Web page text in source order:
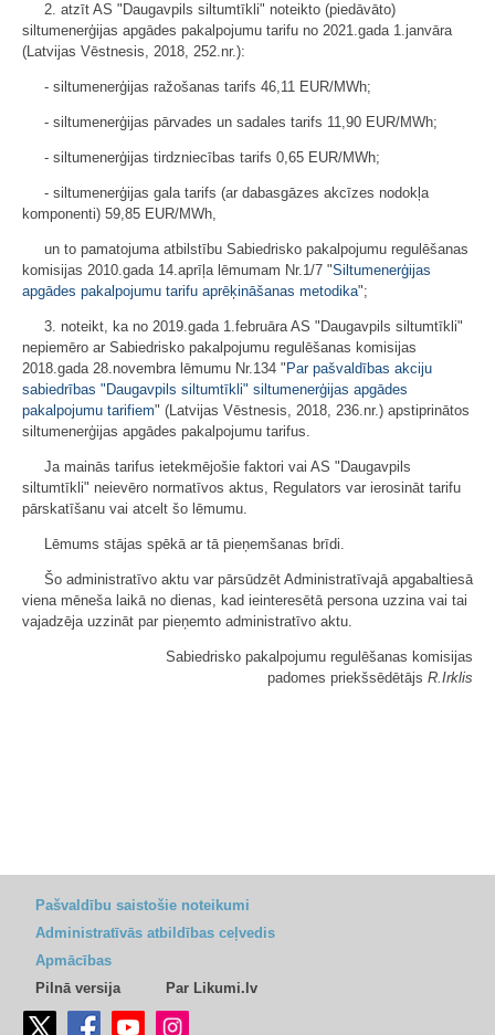
2. atzīt AS "Daugavpils siltumtīkli" noteikto (piedāvāto)
siltumenerģijas apgādes pakalpojumu tarifu no 2021.gada 1.janvāra
(Latvijas Vēstnesis, 2018, 252.nr.):
- siltumenerģijas ražošanas tarifs 46,11 EUR/MWh;
- siltumenerģijas pārvades un sadales tarifs 11,90 EUR/MWh;
- siltumenerģijas tirdzniecības tarifs 0,65 EUR/MWh;
- siltumenerģijas gala tarifs (ar dabasgāzes akcīzes nodokļa
komponenti) 59,85 EUR/MWh,
un to pamatojuma atbilstību Sabiedrisko pakalpojumu regulēšanas
komisijas 2010.gada 14.aprīļa lēmumam Nr.1/7 "Siltumenerģijas
apgādes pakalpojumu tarifu aprēķināšanas metodika";
3. noteikt, ka no 2019.gada 1.februāra AS "Daugavpils siltumtīkli"
nepiemēro ar Sabiedrisko pakalpojumu regulēšanas komisijas
2018.gada 28.novembra lēmumu Nr.134 " Par pašvaldības akciju
sabiedrības "Daugavpils siltumtīkli" siltumenerģijas apgādes
pakalpojumu tarifiem" (Latvijas Vēstnesis, 2018, 236.nr.) apstiprinātos
siltumenerģijas apgādes pakalpojumu tarifus.
Ja mainās tarifus ietekmējošie faktori vai AS "Daugavpils
siltumtīkli" neievēro normatīvos aktus, Regulators var ierosināt tarifu
pārskatīšanu vai atcelt šo lēmumu.
Lēmums stājas spēkā ar tā pieņemšanas brīdi.
Šo administratīvo aktu var pārsūdzēt Administratīvajā apgabaltiesā
viena mēneša laikā no dienas, kad ieinteresētā persona uzzina vai tai
vajadzēja uzzināt par pieņemto administratīvo aktu.
Sabiedrisko pakalpojumu regulēšanas komisijas
padomes priekšsēdētājs R.Irklis
Pašvaldību saistošie noteikumi
Administratīvās atbildības ceļvedis
Apmācības
Pilnā versija
Par Likumi.lv